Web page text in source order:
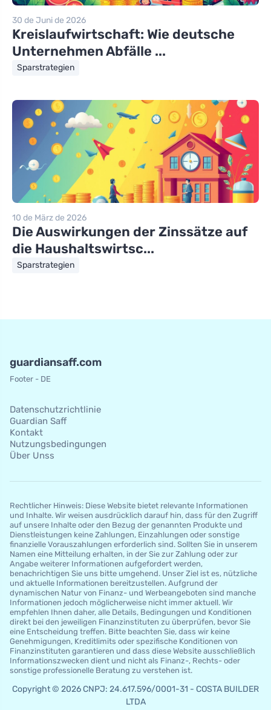
30 de Juni de 2026
Kreislaufwirtschaft: Wie deutsche
Unternehmen Abfälle ...
Sparstrategien
10 de März de 2026
Die Auswirkungen der Zinssätze auf
die Haushaltswirtsc...
Sparstrategien
guardiansaff.com
Footer - DE
Datenschutzrichtlinie
Guardian Saff
Kontakt
Nutzungsbedingungen
Über Unss
Rechtlicher Hinweis: Diese Website bietet relevante Informationen
und Inhalte. Wir weisen ausdrücklich darauf hin, dass für den Zugriff
auf unsere Inhalte oder den Bezug der genannten Produkte und
Dienstleistungen keine Zahlungen, Einzahlungen oder sonstige
finanzielle Vorauszahlungen erforderlich sind. Sollten Sie in unserem
Namen eine Mitteilung erhalten, in der Sie zur Zahlung oder zur
Angabe weiterer Informationen aufgefordert werden,
benachrichtigen Sie uns bitte umgehend. Unser Ziel ist es, nützliche
und aktuelle Informationen bereitzustellen. Aufgrund der
dynamischen Natur von Finanz- und Werbeangeboten sind manche
Informationen jedoch möglicherweise nicht immer aktuell. Wir
empfehlen Ihnen daher, alle Details, Bedingungen und Konditionen
direkt bei den jeweiligen Finanzinstituten zu überprüfen, bevor Sie
eine Entscheidung treffen. Bitte beachten Sie, dass wir keine
Genehmigungen, Kreditlimits oder spezifische Konditionen von
Finanzinstituten garantieren und dass diese Website ausschließlich
Informationszwecken dient und nicht als Finanz-, Rechts- oder
sonstige professionelle Beratung zu verstehen ist.
Copyright © 2026 CNPJ: 24.617.596/0001-31 - COSTA BUILDER
LTDA